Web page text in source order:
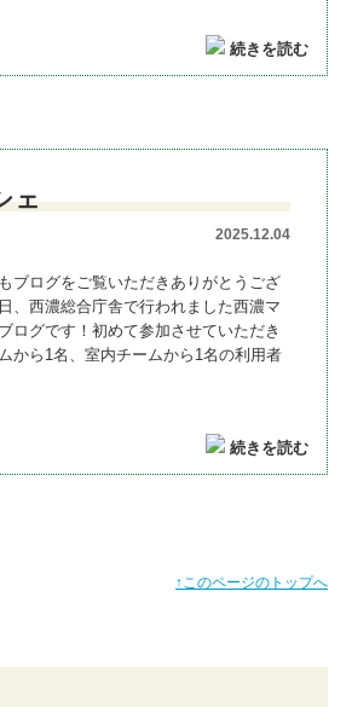
続きを読む
ェ
2025.12.04
ブログをご覧いただきありがとうござ
、西濃総合庁舎で行われました西濃マ
ログです！初めて参加させていただき
から1名、室内チームから1名の利用者
続きを読む
↑このページのトップへ